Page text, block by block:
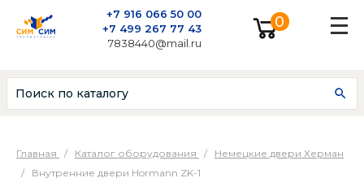
+7 916 066 50 00
+7 499 267 77 43
7838440@mail.ru
0
Главная / Каталог оборудования / Немецкие двери Херман
/ Внутренние двери Hormann ZK-1